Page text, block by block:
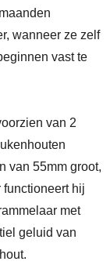
wanneer ze zelf
vast te
van 2
van 55mm groot,
functioneert hij
met
geluid van